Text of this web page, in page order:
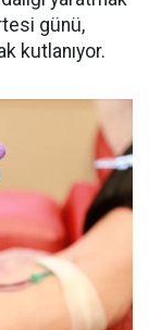
günü,
kutlanıyor.